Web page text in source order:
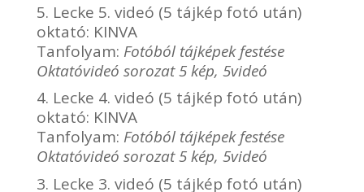
5. Lecke 5. videó (5 tájkép fotó után)
oktató: KINVA
Tanfolyam: Fotóból tájképek festése
Oktatóvideó sorozat 5 kép, 5videó
4. Lecke 4. videó (5 tájkép fotó után)
oktató: KINVA
Tanfolyam: Fotóból tájképek festése
Oktatóvideó sorozat 5 kép, 5videó
3. Lecke 3. videó (5 tájkép fotó után)